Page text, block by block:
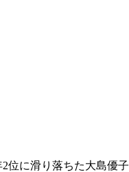
に滑り落ちた大島優